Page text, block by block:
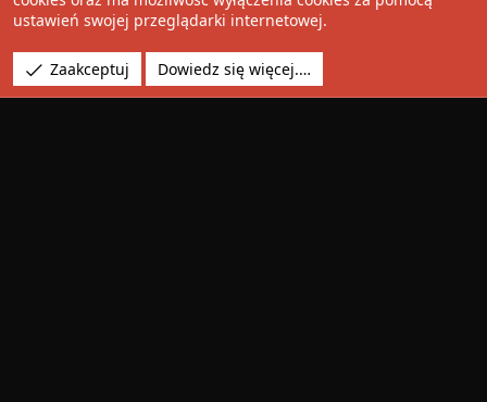
Pixel Exit
Tłumaczenie wykonane przezXboxForum.pl
via s9e/MediaSites
ustawień swojej przeglądarki internetowej.
Zaakceptuj Dowiedz się więcej.…